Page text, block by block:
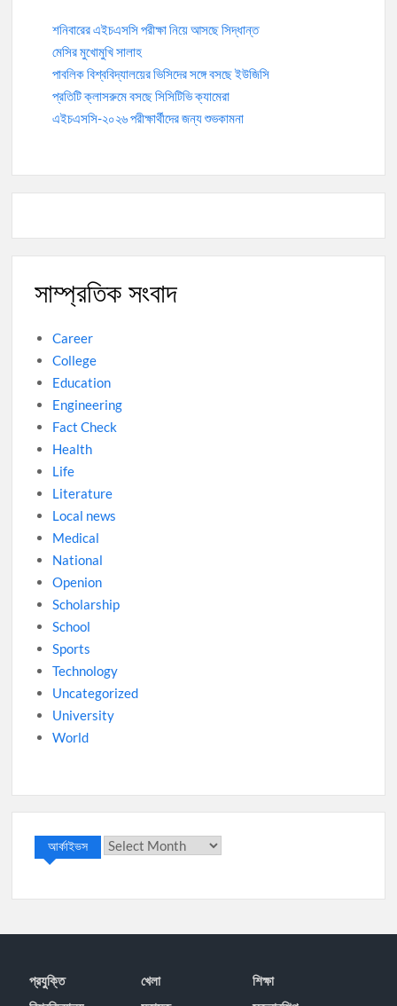
শনিবারের এইচএসসি পরীক্ষা নিয়ে আসছে সিদ্ধান্ত
মেসির মুখোমুখি সালাহ
পাবলিক বিশ্ববিদ্যালয়ের ভিসিদের সঙ্গে বসছে ইউজিসি
প্রতিটি ক্লাসরুমে বসছে সিসিটিভি ক্যামেরা
এইচএসসি-২০২৬ পরীক্ষার্থীদের জন্য শুভকামনা
সাম্প্রতিক সংবাদ
Career
College
Education
Engineering
Fact Check
Health
Life
Literature
Local news
Medical
National
Openion
Scholarship
School
Sports
Technology
Uncategorized
University
World
আর্কাইভস আর্কাইভস
প্রযু্ক্তি খেলা
শিক্ষা